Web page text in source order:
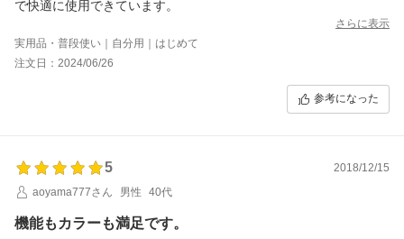
で快適に使用できています。
さらに表示
実用品・普段使い｜自分用｜はじめて
注文日：2024/06/26
参考になった
5
2018/12/15
aoyama777さん
男性 40代
機能もカラーも満足です。